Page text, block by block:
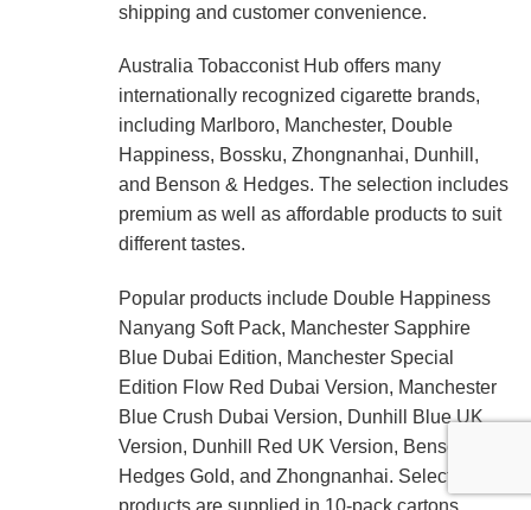
shipping and customer convenience.
Australia Tobacconist Hub offers many
internationally recognized cigarette brands,
including Marlboro, Manchester, Double
Happiness, Bossku, Zhongnanhai, Dunhill,
and Benson & Hedges. The selection includes
premium as well as affordable products to suit
different tastes.
Popular products include Double Happiness
Nanyang Soft Pack, Manchester Sapphire
Blue Dubai Edition, Manchester Special
Edition Flow Red Dubai Version, Manchester
Blue Crush Dubai Version, Dunhill Blue UK
Version, Dunhill Red UK Version, Benson &
Hedges Gold, and Zhongnanhai. Selected